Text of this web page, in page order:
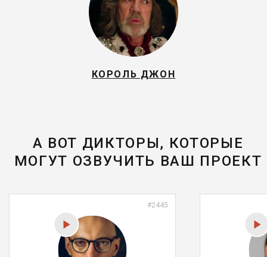
КОРОЛЬ ДЖОН
А ВОТ ДИКТОРЫ, КОТОРЫЕ
МОГУТ ОЗВУЧИТЬ ВАШ ПРОЕКТ
#2445